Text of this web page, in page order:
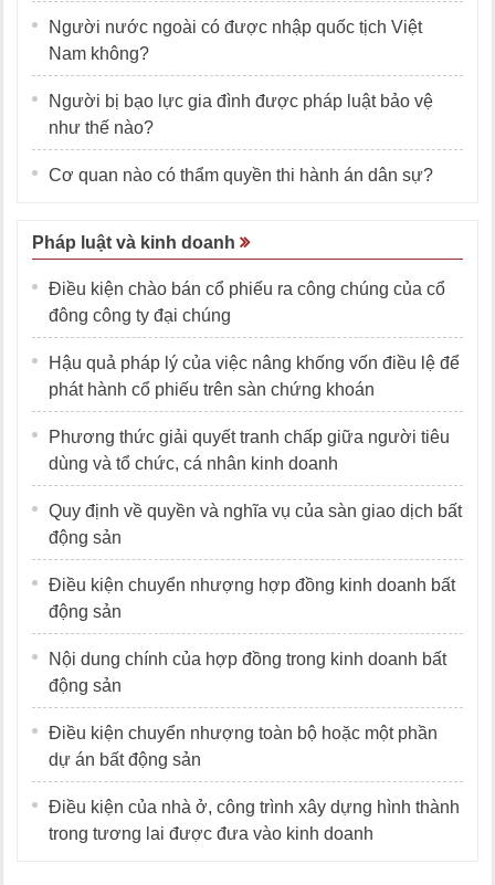
Người nước ngoài có được nhập quốc tịch Việt
Nam không?
Người bị bạo lực gia đình được pháp luật bảo vệ
như thế nào?
Cơ quan nào có thẩm quyền thi hành án dân sự?
Pháp luật và kinh doanh
Điều kiện chào bán cổ phiếu ra công chúng của cổ
đông công ty đại chúng
Hậu quả pháp lý của việc nâng khống vốn điều lệ để
phát hành cổ phiếu trên sàn chứng khoán
Phương thức giải quyết tranh chấp giữa người tiêu
dùng và tổ chức, cá nhân kinh doanh
Quy định về quyền và nghĩa vụ của sàn giao dịch bất
động sản
Điều kiện chuyển nhượng hợp đồng kinh doanh bất
động sản
Nội dung chính của hợp đồng trong kinh doanh bất
động sản
Điều kiện chuyển nhượng toàn bộ hoặc một phần
dự án bất động sản
Điều kiện của nhà ở, công trình xây dựng hình thành
trong tương lai được đưa vào kinh doanh